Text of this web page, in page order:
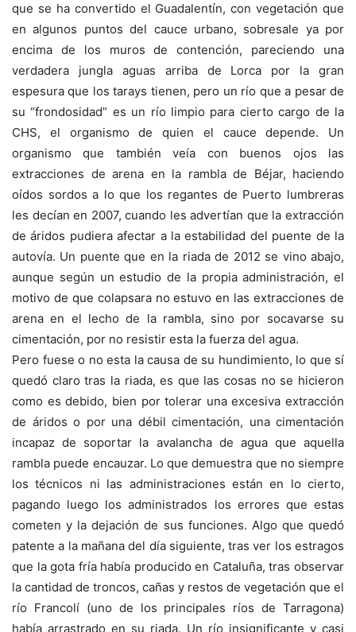
que se ha convertido el Guadalentín, con vegetación que
en algunos puntos del cauce urbano, sobresale ya por
encima de los muros de contención, pareciendo una
verdadera jungla aguas arriba de Lorca por la gran
espesura que los tarays tienen, pero un río que a pesar de
su “frondosidad” es un río limpio para cierto cargo de la
CHS, el organismo de quien el cauce depende. Un
organismo que también veía con buenos ojos las
extracciones de arena en la rambla de Béjar, haciendo
oídos sordos a lo que los regantes de Puerto lumbreras
les decían en 2007, cuando les advertían que la extracción
de áridos pudiera afectar a la estabilidad del puente de la
autovía. Un puente que en la riada de 2012 se vino abajo,
aunque según un estudio de la propia administración, el
motivo de que colapsara no estuvo en las extracciones de
arena en el lecho de la rambla, sino por socavarse su
cimentación, por no resistir esta la fuerza del agua.
Pero fuese o no esta la causa de su hundimiento, lo que sí
quedó claro tras la riada, es que las cosas no se hicieron
como es debido, bien por tolerar una excesiva extracción
de áridos o por una débil cimentación, una cimentación
incapaz de soportar la avalancha de agua que aquella
rambla puede encauzar. Lo que demuestra que no siempre
los técnicos ni las administraciones están en lo cierto,
pagando luego los administrados los errores que estas
cometen y la dejación de sus funciones. Algo que quedó
patente a la mañana del día siguiente, tras ver los estragos
que la gota fría había producido en Cataluña, tras observar
la cantidad de troncos, cañas y restos de vegetación que el
río Francolí (uno de los principales ríos de Tarragona)
había arrastrado en su riada. Un río insignificante y casi